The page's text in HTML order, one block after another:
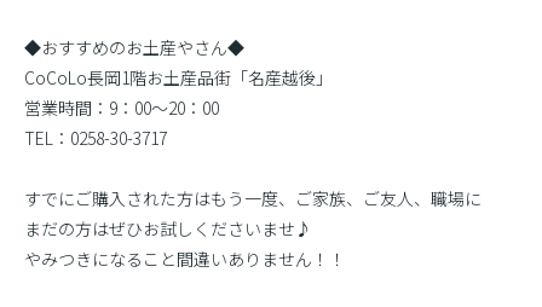
◆おすすめのお土産やさん◆
CoCoLo長岡1階お土産品街「名産越後」
営業時間：9：00〜20：00
TEL：0258-30-3717
すでにご購入された方はもう一度、ご家族、ご友人、職場に
まだの方はぜひお試しくださいませ♪
やみつきになること間違いありません！！